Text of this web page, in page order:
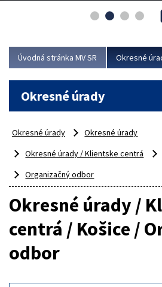
asociácie poisťovní (SLASPO) a
Viac
Úvodná stránka MV SR Okresné
Okresné úrady
Okresné úrady
Okresné úrady
Okresné úrady / Klientske centrá
Organizačný odbor
Okresné úrady /
centrá / Košice /
odbor